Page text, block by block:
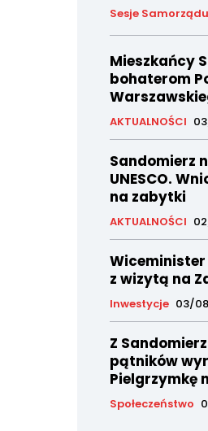
Sesje Samorządu
Mieszkańcy
bohaterom
AKTUALNOŚCI
Sandomierz
UNESCO.
na zabytki
AKTUALNOŚCI
Wiceminister
z wizytą na
Inwestycje 03/
Z
pątników
Pielgrzymkę
Społeczeństwo